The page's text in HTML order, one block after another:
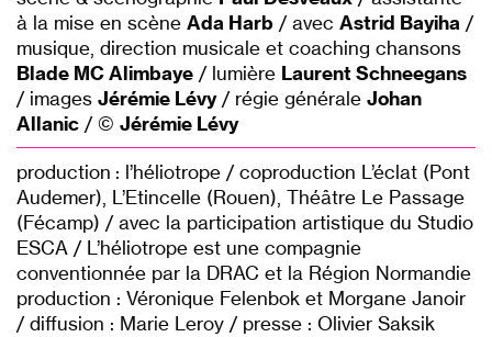
à la mise en scène Ada Harb / avec Astrid Bayiha /
musique, direction musicale et coaching chansons
Blade MC Alimbaye / lumière Laurent Schneegans
/ images Jérémie Lévy/ régie générale Johan
Allanic / © Jérémie Lévy
production : l’héliotrope / coproduction L’éclat (Pont
Audemer), L’Etincelle (Rouen), Théâtre Le Passage
(Fécamp) / avec la participation artistique du Studio
ESCA / L’héliotrope est une compagnie
conventionnée par la DRAC et la Région Normandie
production : Véronique Felenbok et Morgane Janoir
/ diffusion : Marie Leroy / presse : Olivier Saksik